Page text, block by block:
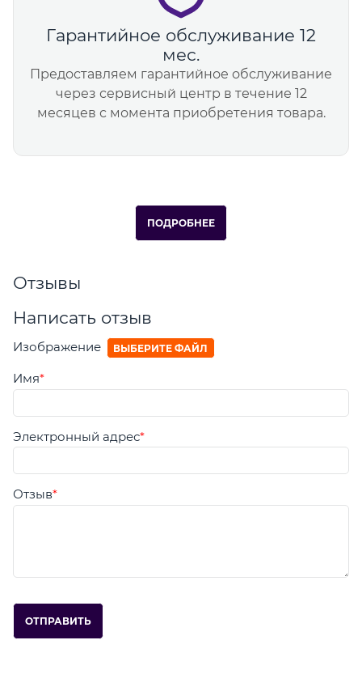
Гарантийное обслуживание 12
мес.
Предоставляем гарантийное обслуживание
через сервисный центр в течение 12
месяцев с момента приобретения товара.
ПОДРОБНЕЕ
Отзывы
Написать отзыв
Изображение ВЫБЕРИТЕ ФАЙЛ
Имя
Электронный адрес
Отзыв